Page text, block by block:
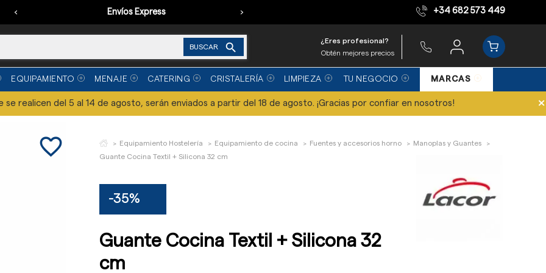
Envíos Express Equipo de expertos
‹ › +34 682 573 449
BUSCAR 
¿Eres profesional?
Obtén mejores precios
EQUIPAMIENTO MENAJE CATERING CRISTALERÍA LIMPIEZA TU NEGOCIO MARCAS
se realicen del 5 al 14 de agosto, serán enviados a partir del 18 de agosto. ¡Gracias por confiar en nosotros! ×
favorite_border Equipamiento Hostelería Equipamiento de cocina Fuentes y accesorios horno
Manoplas y Guantes
Guante Cocina Textil + Silicona 32 cm
-35%
Guante Cocina Textil + Silicona 32
cm